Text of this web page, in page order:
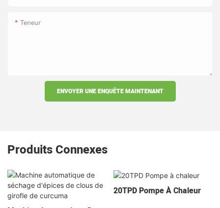
Teneur
ENVOYER UNE ENQUÊTE MAINTENANT
Produits Connexes
20TPD Pompe À Chaleur